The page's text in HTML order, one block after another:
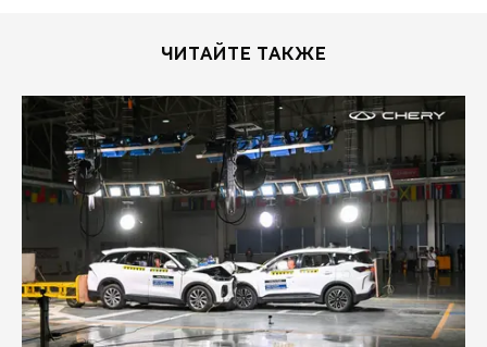
ЧИТАЙТЕ ТАКЖЕ